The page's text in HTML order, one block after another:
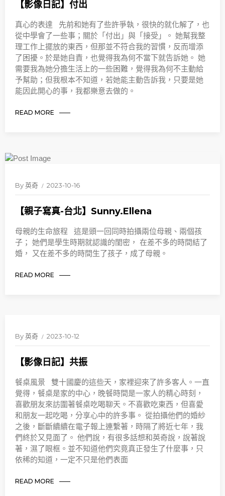
【影像日記】付出
真心的表達 先前和她有了些許爭執，很快的就化解了，也
從中學會了一些事；關於「付出」與「接受」。 她幫我整
理工作上擺放的東西，但那並不符合我的習慣，反而增添
了困擾。於是她自責，也覺得我為何不當下就告訴她。 她
需要我為她分擔生活上的一些困難，覺得我為何不主動給
予幫助；但我根本不知道，若她能主動告訴我，只要是她
能因此開心的事，我都樂意去做的。
READ MORE
By英奇 2023-10-16
【親子寫真-台北】Sunny.Ellena
母親的生命旅程 這是頭一回同時拍攝兩位母親、兩個孩
子； 她們是學生時期就認識的閨密， 在差不多的時間結了
婚， 又在差不多的時間生了孩子，成了母親。
READ MORE
By英奇 2023-10-12
【影像日記】共振
餐桌風景 雙十國慶的這些天，家裡迎來了許多客人。一直
覺得，餐桌是家的中心，晚餐時間是一家人的精心時刻，
喜歡朋友來訪圍著餐桌吃喝聊天。不喜歡吃東西，但喜愛
和朋友一起吃喝，分享心中的許多事。 從拍攝他們的婚紗
之後，斷斷續續在電子報上連繫著，時隔了將近七年，我
們終於又見面了。 他們說，有很多話想和英奇說，說著說
著，濕了眼框。並不知道他們究竟真正發生了什麼事，只
依稀的知道，一定不只是他們表面
READ MORE